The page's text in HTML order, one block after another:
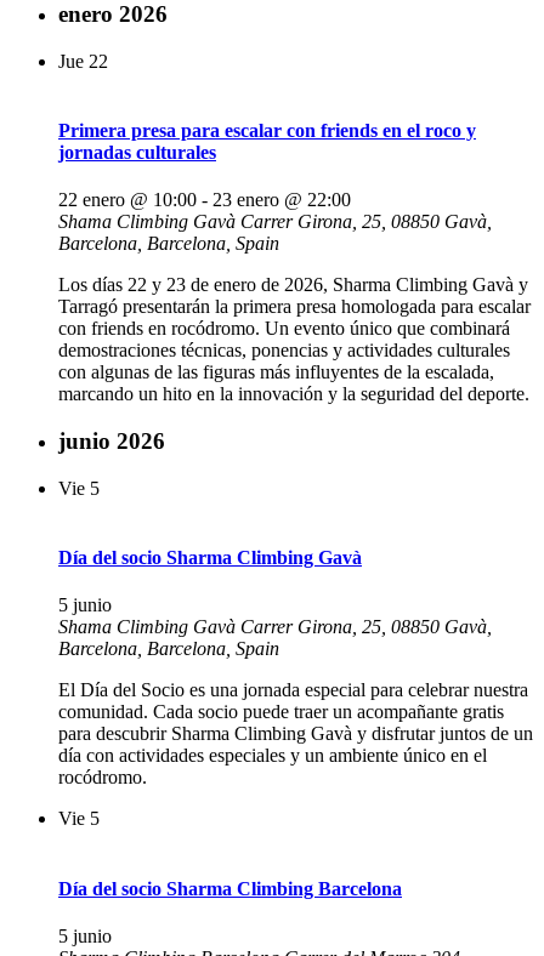
enero 2026
Jue 22
Primera presa para escalar con friends en el roco y
jornadas culturales
22 enero @ 10:00 - 23 enero @ 22:00
Shama Climbing Gavà Carrer Girona, 25, 08850 Gavà,
Barcelona, Barcelona, Spain
Los días 22 y 23 de enero de 2026, Sharma Climbing Gavà y
Tarragó presentarán la primera presa homologada para escalar
con friends en rocódromo. Un evento único que combinará
demostraciones técnicas, ponencias y actividades culturales
con algunas de las figuras más influyentes de la escalada,
marcando un hito en la innovación y la seguridad del deporte.
junio 2026
Vie 5
Día del socio Sharma Climbing Gavà
5 junio
Shama Climbing Gavà Carrer Girona, 25, 08850 Gavà,
Barcelona, Barcelona, Spain
El Día del Socio es una jornada especial para celebrar nuestra
comunidad. Cada socio puede traer un acompañante gratis
para descubrir Sharma Climbing Gavà y disfrutar juntos de un
día con actividades especiales y un ambiente único en el
rocódromo.
Vie 5
Día del socio Sharma Climbing Barcelona
5 junio